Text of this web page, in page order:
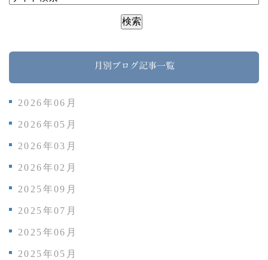
月別ブログ記事一覧
2026年06月
2026年05月
2026年03月
2026年02月
2025年09月
2025年07月
2025年06月
2025年05月